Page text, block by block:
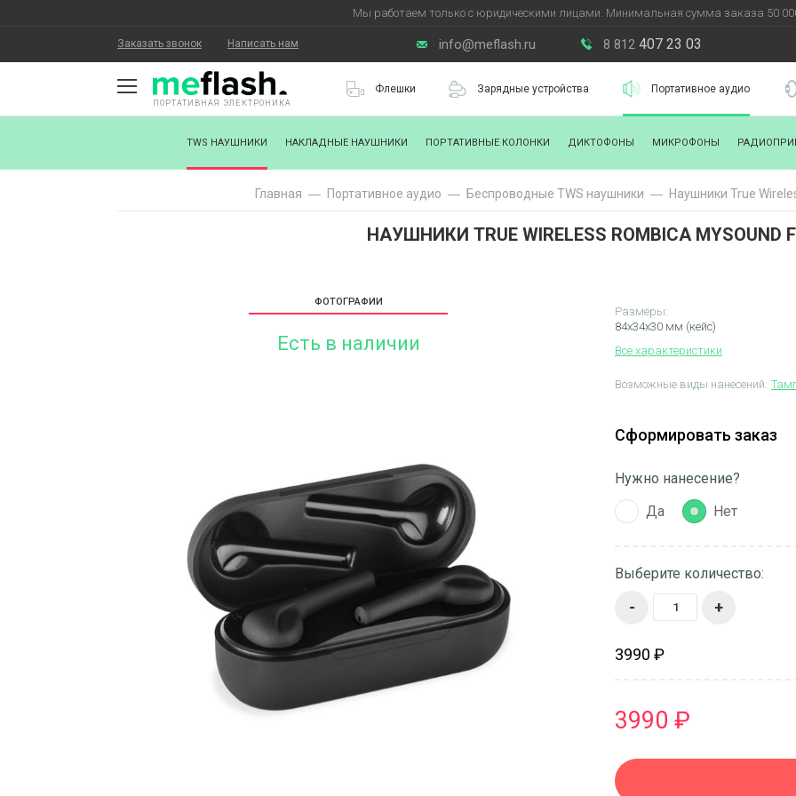
Мы работаем только с юридическими лицами. Минимальная сумма заказа 50
Заказать звонок Написать нам info@meflash.ru 8 812407 23 03
КАК КУПИТЬ
ПОРТАТИВНАЯ ЭЛЕКТРОНИКА
Флешки Зарядные устройства Портативное аудио
TWS НАУШНИКИ НАКЛАДНЫЕ НАУШНИКИ ПОРТАТИВНЫЕ КОЛОНКИ ДИКТОФОНЫ МИКРОФОНЫ
Главная Портативное аудио Беспроводные TWS наушники Наушники True
НАУШНИКИ TRUE WIRELESS ROMBICA MYSOUND
ФОТОГРАФИИ
Есть в наличии
Размеры:
84х34х30 мм (кейс)
Все характеристики
Возможные виды нанесений:
Сформировать заказ
Нужно нанесение?
Да
Нет
Выберите количество:
- +
3990 ₽
3990 ₽